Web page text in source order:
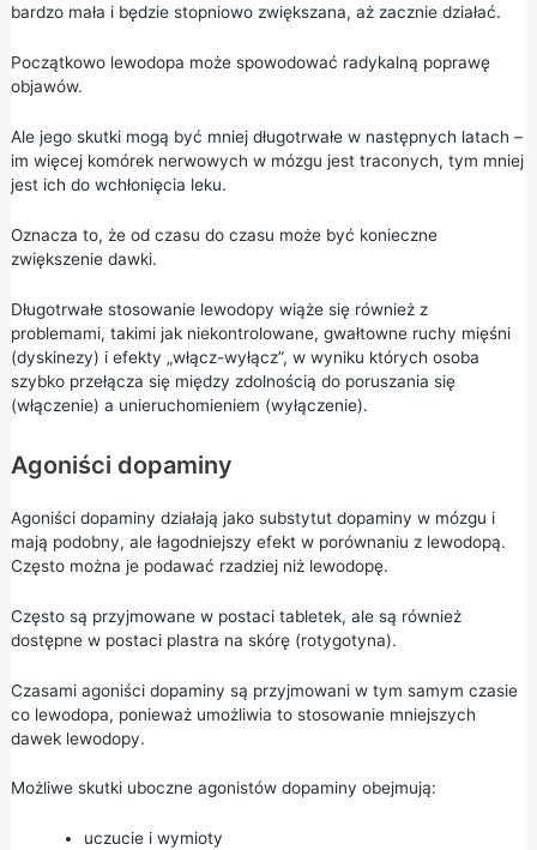
bardzo mała i będzie stopniowo zwiększana, aż zacznie działać.
Początkowo lewodopa może spowodować radykalną poprawę
objawów.
Ale jego skutki mogą być mniej długotrwałe w następnych latach –
im więcej komórek nerwowych w mózgu jest traconych, tym mniej
jest ich do wchłonięcia leku.
Oznacza to, że od czasu do czasu może być konieczne
zwiększenie dawki.
Długotrwałe stosowanie lewodopy wiąże się również z
problemami, takimi jak niekontrolowane, gwałtowne ruchy mięśni
(dyskinezy) i efekty „włącz-wyłącz”, w wyniku których osoba
szybko przełącza się między zdolnością do poruszania się
(włączenie) a unieruchomieniem (wyłączenie).
Agoniści dopaminy
Agoniści dopaminy działają jako substytut dopaminy w mózgu i
mają podobny, ale łagodniejszy efekt w porównaniu z lewodopą.
Często można je podawać rzadziej niż lewodopę.
Często są przyjmowane w postaci tabletek, ale są również
dostępne w postaci plastra na skórę (rotygotyna).
Czasami agoniści dopaminy są przyjmowani w tym samym czasie
co lewodopa, ponieważ umożliwia to stosowanie mniejszych
dawek lewodopy.
Możliwe skutki uboczne agonistów dopaminy obejmują:
uczucie i wymioty